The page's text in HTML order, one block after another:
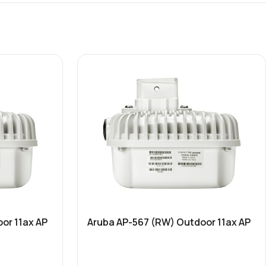
11ax AP Aruba AP-567 (RW) Outdoor 11ax AP